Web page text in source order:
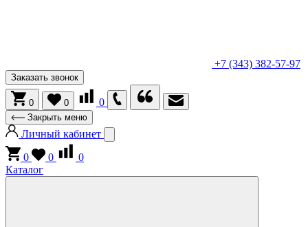
+7 (343) 382-57-97
Заказать звонок
0 0 0
Закрыть меню
Личный кабинет
0
0
0
Каталог